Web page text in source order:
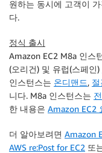
원하는 동시에 고객이
다.
정식 출시
Amazon EC2 M8a 인스
(오리건) 및 유럽(스페인)
인스턴스는 온디맨드,
니다. M8a 인스턴스는
한 내용은 Amazon EC2
더 알아보려면 Amazon
AWS re:Post for EC2 또